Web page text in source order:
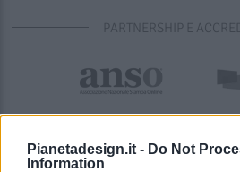
Pianetadesign.it - Do Not
Information
PARTNERSHIP E